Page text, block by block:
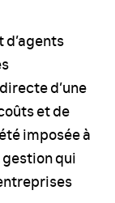
d’une
et de
imposée à
gestion qui